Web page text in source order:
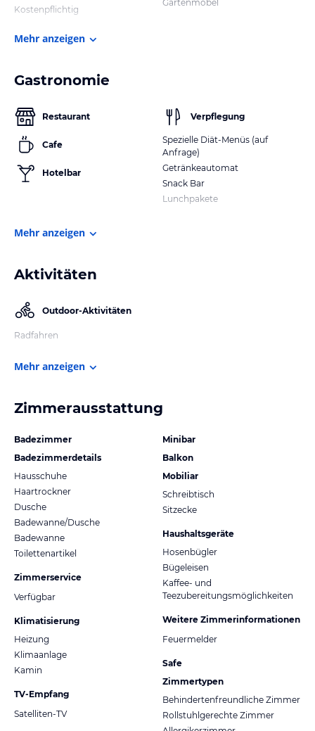
Kostenpflichtig
Gartenmöbel
Mehr anzeigen
Gastronomie
Restaurant
Cafe
Hotelbar
Verpflegung
Spezielle Diät-Menüs (auf
Anfrage)
Getränkeautomat
Snack Bar
Lunchpakete
Mehr anzeigen
Aktivitäten
Outdoor-Aktivitäten
Radfahren
Mehr anzeigen
Zimmerausstattung
Badezimmer
Badezimmerdetails
Hausschuhe
Haartrockner
Dusche
Badewanne/Dusche
Badewanne
Toilettenartikel
Zimmerservice
Verfügbar
Klimatisierung
Heizung
Klimaanlage
Kamin
TV-Empfang
Satelliten-TV
Minibar
Balkon
Mobiliar
Schreibtisch
Sitzecke
Haushaltsgeräte
Hosenbügler
Bügeleisen
Kaffee- und
Teezubereitungsmöglichkeiten
Weitere Zimmerinformationen
Feuermelder
Safe
Zimmertypen
Behindertenfreundliche Zimmer
Rollstuhlgerechte Zimmer